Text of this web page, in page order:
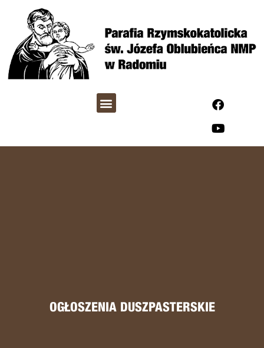
OGŁOSZENIA DUSZPASTERSKIE